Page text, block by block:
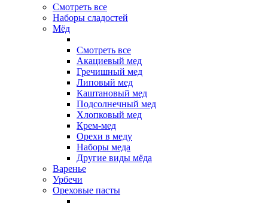
Смотреть все
Наборы сладостей
Мёд
Смотреть все
Акациевый мед
Гречишный мед
Липовый мед
Каштановый мед
Подсолнечный мед
Хлопковый мед
Крем-мед
Орехи в меду
Наборы меда
Другие виды мёда
Варенье
Урбечи
Ореховые пасты